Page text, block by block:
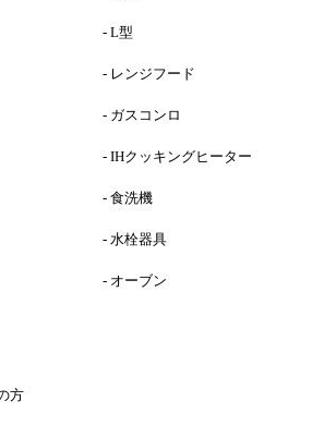
- L型
- レンジフード
- ガスコンロ
- IHクッキングヒーター
- 食洗機
- 水栓器具
- オーブン
方